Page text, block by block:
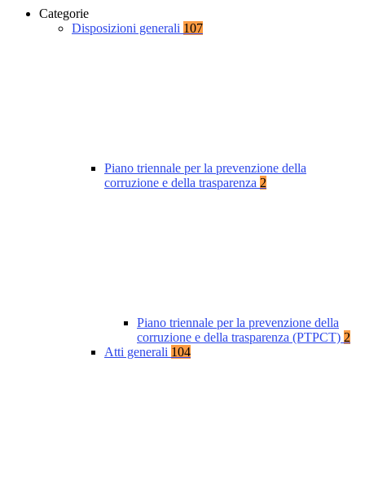
Categorie
Disposizioni generali 107
Piano triennale per la prevenzione della
corruzione e della trasparenza 2
Piano triennale per la prevenzione della
corruzione e della trasparenza (PTPCT) 2
Atti generali 104